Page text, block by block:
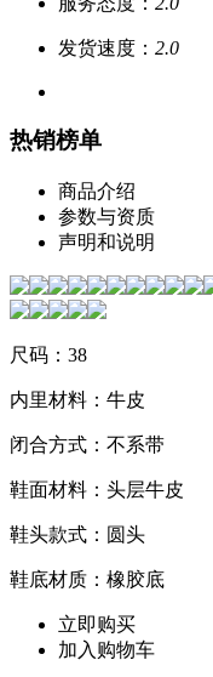
发货速度： 2.0
热销榜单
商品介绍
参数与资质
声明和说明
尺码：38
内里材料：牛皮
闭合方式：不系带
鞋面材料：头层牛皮
鞋头款式：圆头
鞋底材质：橡胶底
立即购买
加入购物车